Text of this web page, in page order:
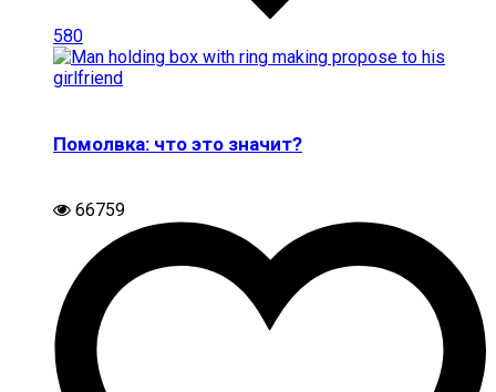
580
Помолвка: что это значит?
66759